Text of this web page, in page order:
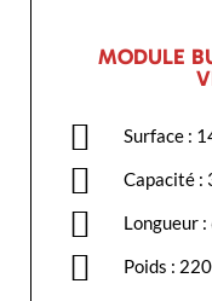
MODULE
Surface :
Capacité :
Longueur :
Poids :